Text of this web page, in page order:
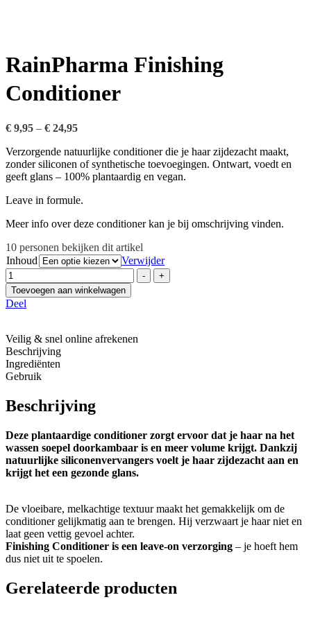
RainPharma Finishing
Conditioner
€ 9,95 – € 24,95
Verzorgende natuurlijke conditioner die je haar zijdezacht maakt,
zonder siliconen of synthetische toevoegingen. Ontwart, voedt en
geeft glans – 100% plantaardig en vegan.
Leave in formule.
Meer info over deze conditioner kan je bij omschrijving vinden.
10 personen bekijken dit artikel
Inhoud
Verwijder
Hoeveelheid
-
+
Toevoegen aan winkelwagen
Deel
Veilig & snel online afrekenen
Beschrijving
Ingrediënten
Gebruik
Beschrijving
Deze plantaardige conditioner zorgt ervoor dat je haar na het
wassen soepel doorkambaar is en meer volume krijgt. Dankzij
natuurlijke siliconenvervangers voelt je haar zijdezacht aan en
krijgt het een gezonde glans.
De vloeibare, melkachtige textuur maakt het gemakkelijk om de
conditioner gelijkmatig aan te brengen. Hij verzwaart je haar niet en
laat geen vettig gevoel achter.
Finishing Conditioner is een leave-on verzorging – je hoeft hem
dus niet uit te spoelen.
Gerelateerde producten